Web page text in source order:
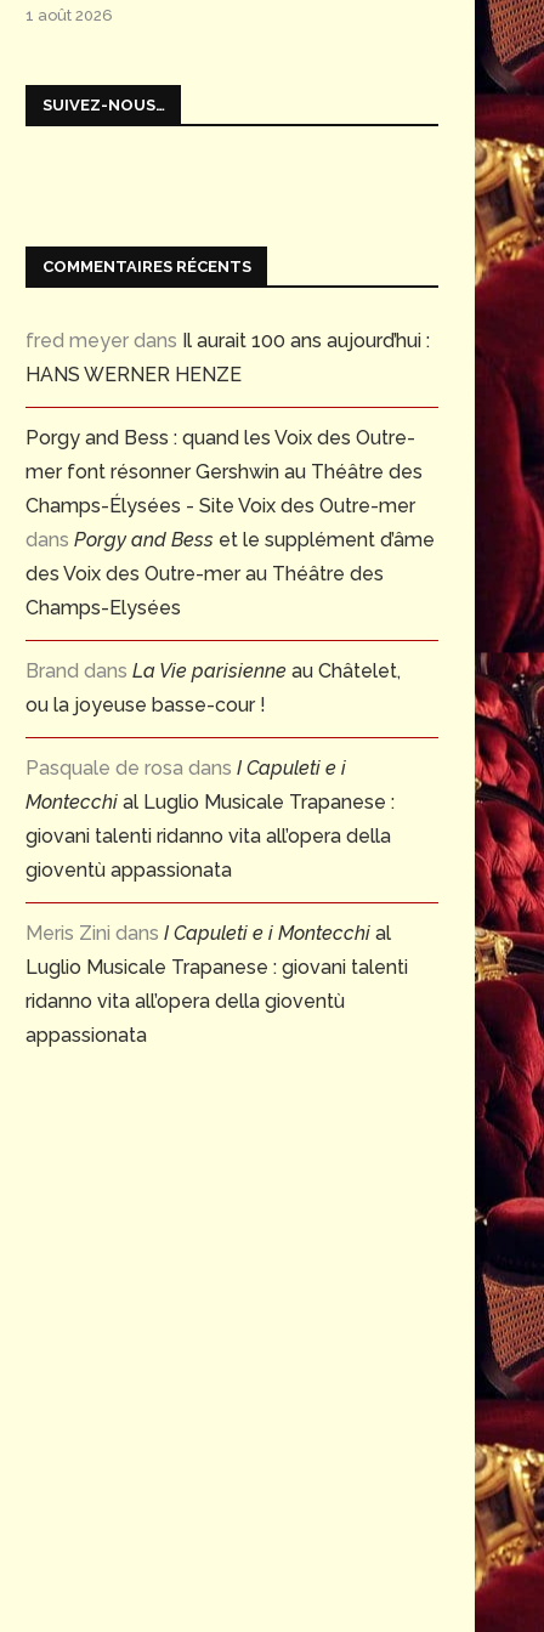
In memoriam – MIGNON
1 août 2026
SUIVEZ-NOUS…
COMMENTAIRES RÉCENTS
fred meyer dans Il aurait 100 ans aujourd’hui :
HANS WERNER HENZE
Porgy and Bess : quand les Voix des Outre-
mer font résonner Gershwin au Théâtre des
Champs-Élysées - Site Voix des Outre-mer
dans Porgy and Bess et le supplément d’âme
des Voix des Outre-mer au Théâtre des
Champs-Elysées
Brand dans La Vie parisienne au Châtelet,
ou la joyeuse basse-cour !
Pasquale de rosa dans I Capuleti e i
Montecchi al Luglio Musicale Trapanese :
giovani talenti ridanno vita all’opera della
gioventù appassionata
Meris Zini dans I Capuleti e i Montecchi al
Luglio Musicale Trapanese : giovani talenti
ridanno vita all’opera della gioventù
appassionata